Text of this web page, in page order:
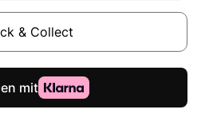
& Collect